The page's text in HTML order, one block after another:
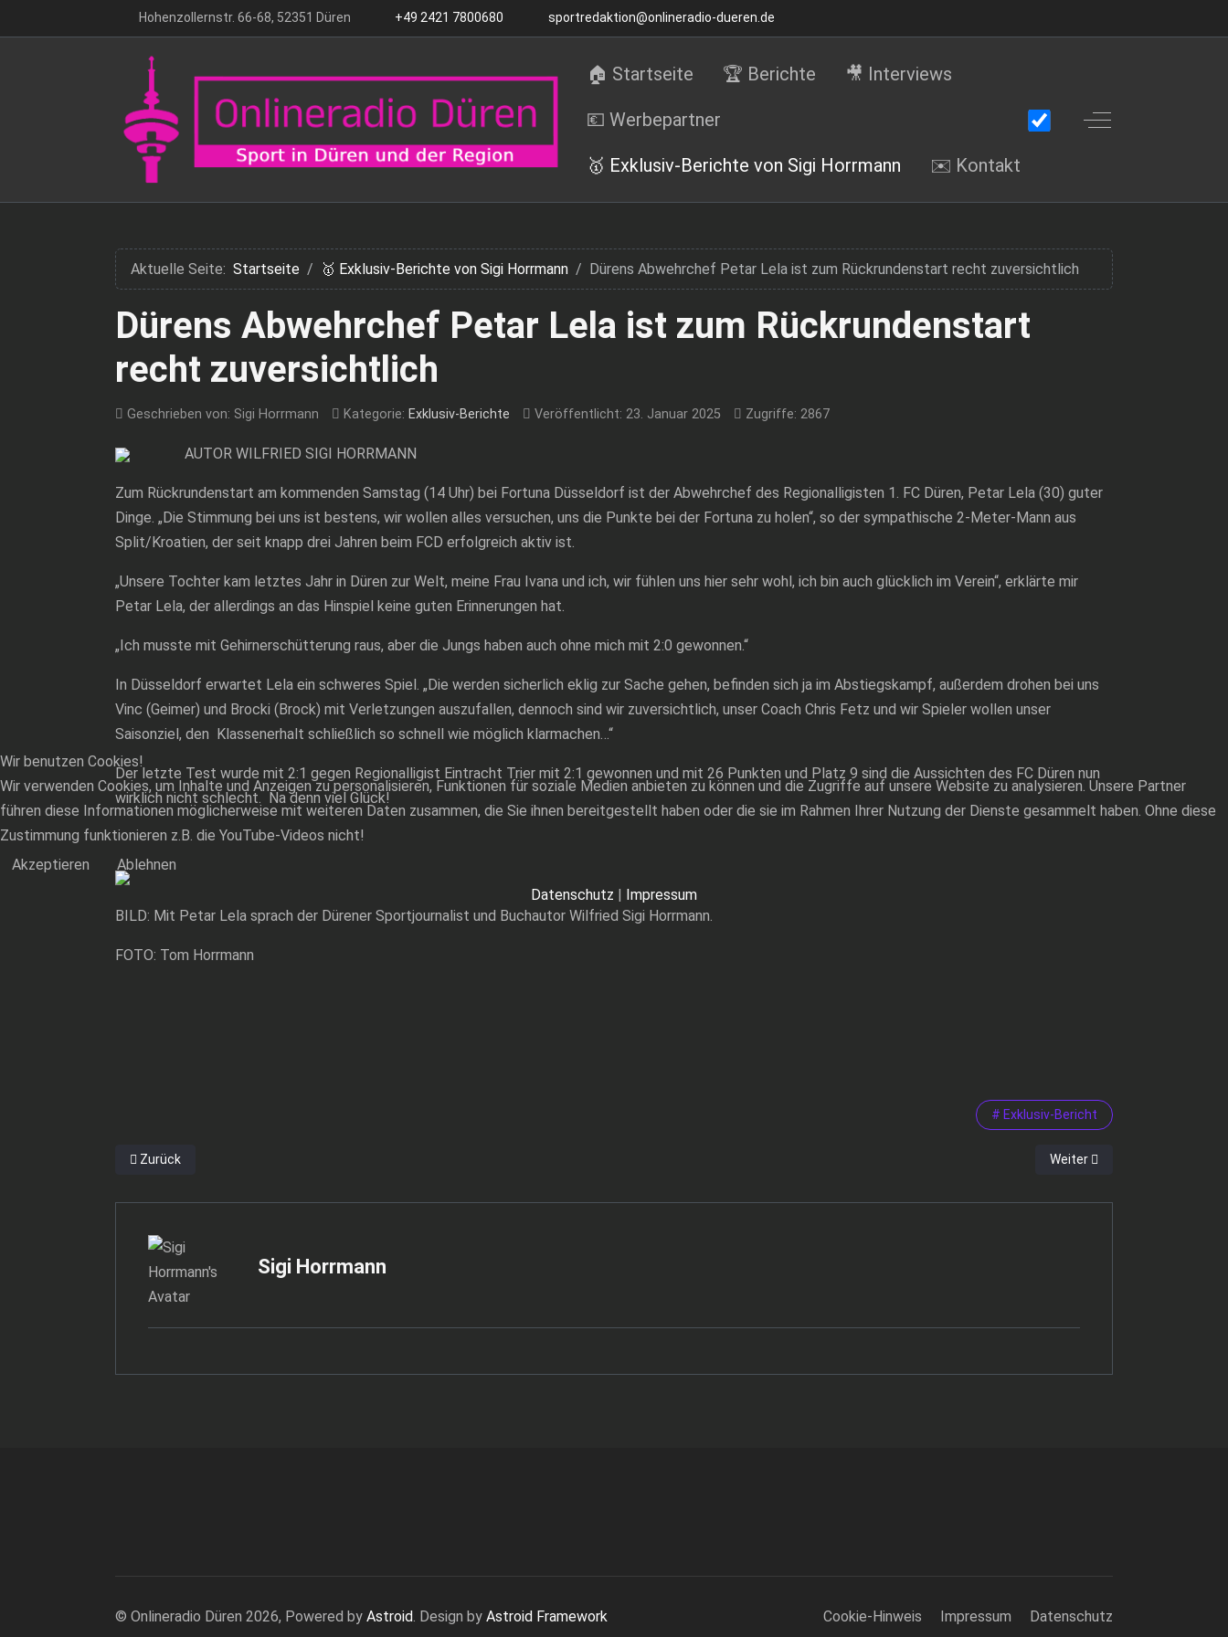
Hohenzollernstr. 66-68, 52351 Düren +49 2421 7800680 sportredaktion@onlineradio-dueren.de
🏠 Startseite 🏆 Berichte 🎥 Interviews
💶 Werbepartner
🥇 Exklusiv-Berichte von Sigi Horrmann ✉️ Kontakt
Off-Canvas Toggle
Aktuelle Seite: Startseite 🥇 Exklusiv-Berichte von Sigi Horrmann Dürens Abwehrchef Petar Lela ist zum Rückrundenstart recht zuversichtlich
Dürens Abwehrchef Petar Lela ist zum Rückrundenstart
recht zuversichtlich
Geschrieben von: Sigi Horrmann Kategorie: Exklusiv-Berichte Veröffentlicht: 23. Januar 2025 Zugriffe: 2867
AUTOR WILFRIED SIGI HORRMANN
Zum Rückrundenstart am kommenden Samstag (14 Uhr) bei Fortuna Düsseldorf ist der Abwehrchef des Regionalligisten 1. FC Düren, Petar Lela (30) guter
Dinge. „Die Stimmung bei uns ist bestens, wir wollen alles versuchen, uns die Punkte bei der Fortuna zu holen“, so der sympathische 2-Meter-Mann aus
Split/Kroatien, der seit knapp drei Jahren beim FCD erfolgreich aktiv ist.
„Unsere Tochter kam letztes Jahr in Düren zur Welt, meine Frau Ivana und ich, wir fühlen uns hier sehr wohl, ich bin auch glücklich im Verein“, erklärte mir
Petar Lela, der allerdings an das Hinspiel keine guten Erinnerungen hat.
„Ich musste mit Gehirnerschütterung raus, aber die Jungs haben auch ohne mich mit 2:0 gewonnen.“
In Düsseldorf erwartet Lela ein schweres Spiel. „Die werden sicherlich eklig zur Sache gehen, befinden sich ja im Abstiegskampf, außerdem drohen bei uns
Vinc (Geimer) und Brocki (Brock) mit Verletzungen auszufallen, dennoch sind wir zuversichtlich, unser Coach Chris Fetz und wir Spieler wollen unser
Saisonziel, den Klassenerhalt schließlich so schnell wie möglich klarmachen…“
Der letzte Test wurde mit 2:1 gegen Regionalligist Eintracht Trier mit 2:1 gewonnen und mit 26 Punkten und Platz 9 sind die Aussichten des FC Düren nun
wirklich nicht schlecht. Na denn viel Glück!
BILD: Mit Petar Lela sprach der Dürener Sportjournalist und Buchautor Wilfried Sigi Horrmann.
FOTO: Tom Horrmann
# Exklusiv-Bericht
Vorheriger Beitrag: EX-KÖLNER ÖZCAN ZURÜCK BEIM BVB
Zurück Nächster Beitrag: FÜNF
Weiter
Sigi Horrmann
© Onlineradio Düren 2026, Powered by Astroid . Design by Astroid Framework Cookie-Hinweis Impressum Datenschutz
Wir benutzen Cookies!
Wir verwenden Cookies, um Inhalte und Anzeigen zu personalisieren, Funktionen für soziale Medien anbieten zu können und die Zugriffe auf unsere Website zu analysieren. Unsere Partner
führen diese Informationen möglicherweise mit weiteren Daten zusammen, die Sie ihnen bereitgestellt haben oder die sie im Rahmen Ihrer Nutzung der Dienste gesammelt haben. Ohne diese
Zustimmung funktionieren z.B. die YouTube-Videos nicht!
Akzeptieren
Ablehnen
Datenschutz | Impressum